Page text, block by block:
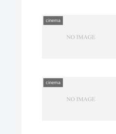
cinema
cinema